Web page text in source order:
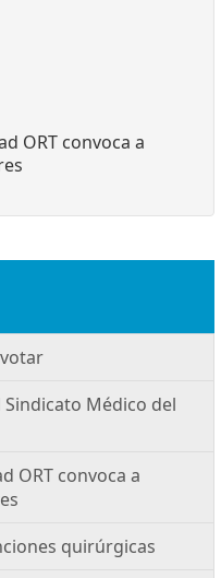
ORT convoca a
Médico del
ORT convoca a
quirúrgicas